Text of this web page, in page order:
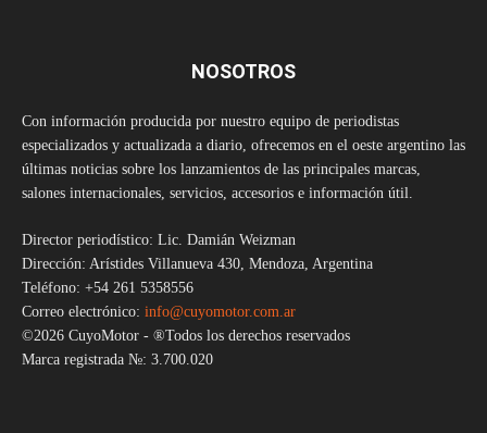
NOSOTROS
Con información producida por nuestro equipo de periodistas
especializados y actualizada a diario, ofrecemos en el oeste argentino las
últimas noticias sobre los lanzamientos de las principales marcas,
salones internacionales, servicios, accesorios e información útil.
Director periodístico: Lic. Damián Weizman
Dirección: Arístides Villanueva 430, Mendoza, Argentina
Teléfono: +54 261 5358556
Correo electrónico: info@cuyomotor.com.ar
©2026 CuyoMotor - ®Todos los derechos reservados
Marca registrada №: 3.700.020